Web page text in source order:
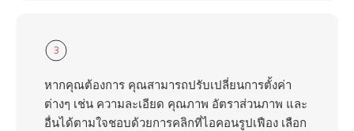
3
หากคุณต้องการ คุณสามารถปรับเปลี่ยนการตั้งค่า
ต่างๆ เช่น ความละเอียด คุณภาพ อัตราส่วนภาพ และ
อื่นได้ตามใจชอบด้วยการคลิกที่ไอคอนรูปเฟือง เลือก